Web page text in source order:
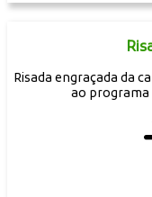
Risada engraçada da
ao programa